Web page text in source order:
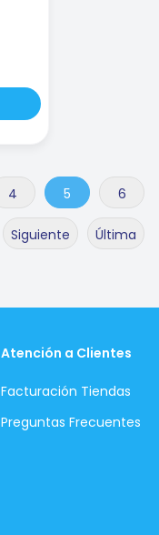
4 5 6
Siguiente Última
Atención a Clientes
Facturación Tiendas
Preguntas Frecuentes